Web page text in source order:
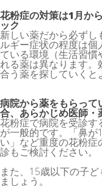
花粉症の対策は1月か
ック
新しい薬だから必ず
ルギー症状の程度は
ている環境（生活習慣
れる薬は異なります
合う薬を探していくと
病院から薬をもらっ
合、あらかじめ医師・
花粉症で病院を受診
が一般的です。「鼻が
い」など重度の花粉
診もご検討ください。
また、15歳以下の子
ましょう。